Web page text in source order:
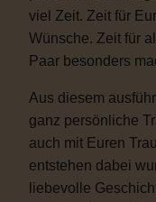
viel Zeit. Zeit für
Wünsche. Zeit für
Paar besonders
Aus diesem
ganz persönliche
auch mit Euren
entstehen dabei
liebevolle